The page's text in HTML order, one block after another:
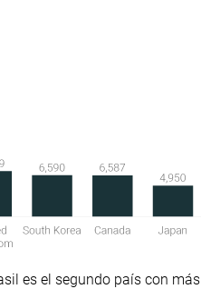
es el segundo país con más